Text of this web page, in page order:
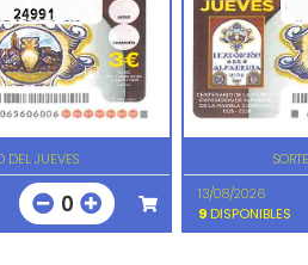
24991
DEL JUEVES
0
13/08/2026
9DISPONIBLES